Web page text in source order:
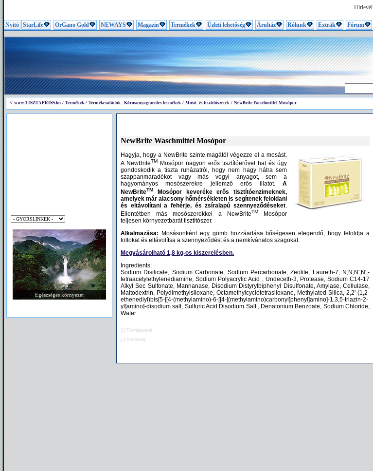
Hírlevél
Nyitó StarLife OrGano Gold NEWAYS Magazin Termékek Üzleti lehetőség Áruház Rólunk Extrák Fórum
// www.TISZTAFRISS.hu / Termékek / Termékcsaládok - Károsanyagmentes termékek / Mosó- és tisztítószerek / NewBrite Waschmittel Mosópor
Egészséges környezet
NewBrite Waschmittel Mosópor
Hagyja, hogy a NewBrite szinte magától végezze el a mosást.
A NewBriteTM
Mosópor nagyon erős tisztítóerővel hat és úgy
gondoskodik a tiszta ruházatról, hogy nem hagy hátra sem
szappanmaradékot vagy más vegyi anyagot, sem a
hagyományos mosószerekre jellemző erős illatot. A
NewBriteTM
Mosópor keveréke erős tisztítóenzimeknek,
amelyek már alacsony hőmérsékleten is segítenek feloldani
és eltávolítani a fehérje, és zsíralapú szennyeződéseket.
Ellentétben más mosószerekkel a NewBriteTMMosópor
teljesen környezetbarát tisztítószer.
Alkalmazása: Mosásonként egy gömb hozzáadása bőségesen elegendő, hogy feloldja a
foltokat és eltávolítsa a szennyeződést és a nemkívánatos szagokat.
Megvásárolható 1,8 kg-os kiszerelésben.
Ingredients:
Sodium Disilicate, Sodium Carbonate, Sodium Percarbonate, Zeolite, Laureth-7, N,N,N',N',-
tetraacetylethylenediamine, Sodium Polyacrylic Acid , Undeceth-3, Protease, Sodium C14-17
Alkyl Sec Sulfonate, Mannanase, Disodium Distyrylbiphenyl Disulfonate, Amylase, Cellulase,
Maltodextrin, Polydimethylsiloxane, Octamethylcyclotetrasiloxane, Methylated Silica, 2,2'-(1,2-
ethenediyl)bis[5-[[4-(methylamino)-6-[[4-[(methylamino)carbonyl]phenyl]amino]-1,3,5-triazin-2-
yl]amino]-disodium salt, Sulfuric Acid Disodium Salt , Denatonium Benzoate, Sodium Chloride,
Water
[-]
Formátumok
[-]
Partnerek